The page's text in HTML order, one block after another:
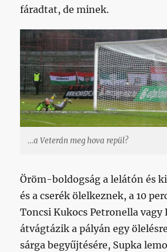
fáradtat, de minek.
…a Veterán meg hova repül?
Öröm-boldogság a lelátón és
és a cserék ölelkeznek, a 10
Toncsi Kukocs Petronella vagy
átvágtázik a pályán egy
sárga begyűjtésére, Supka